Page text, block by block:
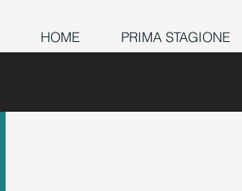
HOME PRIMA STAGIONE